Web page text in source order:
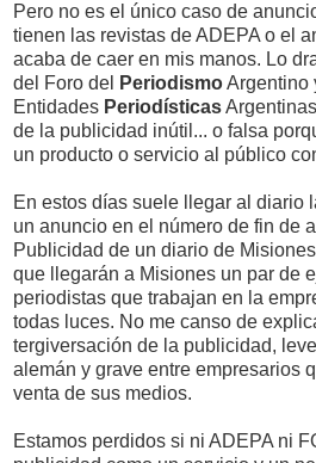
Pero no es el único caso de
tienen las revistas de ADEPA o el
acaba de caer en mis manos. Lo
del Foro del
PeriodismoArgentino
Entidades Periodísticas
de la publicidad inútil... o falsa
un producto o servicio al público
En estos días suele llegar al diario
un anuncio en el número de fin de
Publicidad de un diario de
que llegarán a Misiones un par de
periodistas que trabajan en la
todas luces. No me canso de
tergiversación de la publicidad,
alemán y grave entre empresarios
venta de sus medios.
Estamos perdidos si ni ADEPA ni